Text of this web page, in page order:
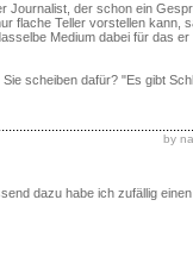
Journalist, der schon ein
flache Teller vorstellen kann,
Medium dabei für das
scheiben dafür? "Es gibt
by
dazu habe ich zufällig einen